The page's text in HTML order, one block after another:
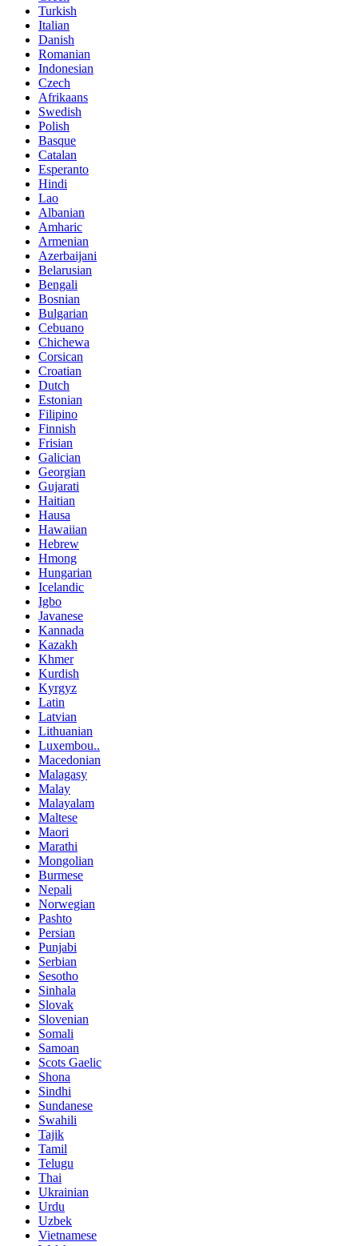
Turkish
Italian
Danish
Romanian
Indonesian
Czech
Afrikaans
Swedish
Polish
Basque
Catalan
Esperanto
Hindi
Lao
Albanian
Amharic
Armenian
Azerbaijani
Belarusian
Bengali
Bosnian
Bulgarian
Cebuano
Chichewa
Corsican
Croatian
Dutch
Estonian
Filipino
Finnish
Frisian
Galician
Georgian
Gujarati
Haitian
Hausa
Hawaiian
Hebrew
Hmong
Hungarian
Icelandic
Igbo
Javanese
Kannada
Kazakh
Khmer
Kurdish
Kyrgyz
Latin
Latvian
Lithuanian
Luxembou..
Macedonian
Malagasy
Malay
Malayalam
Maltese
Maori
Marathi
Mongolian
Burmese
Nepali
Norwegian
Pashto
Persian
Punjabi
Serbian
Sesotho
Sinhala
Slovak
Slovenian
Somali
Samoan
Scots Gaelic
Shona
Sindhi
Sundanese
Swahili
Tajik
Tamil
Telugu
Thai
Ukrainian
Urdu
Uzbek
Vietnamese